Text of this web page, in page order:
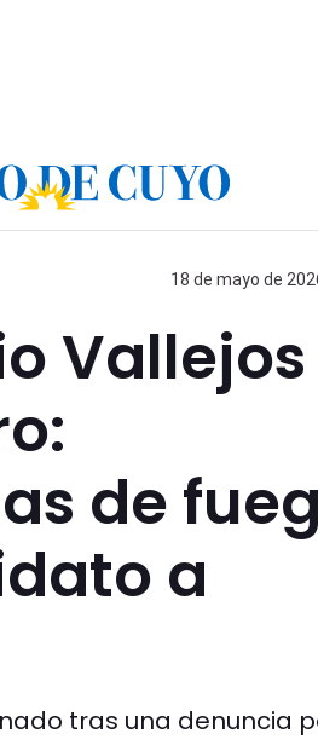
18 de mayo de
Vallejos
de
a
tras una denuncia